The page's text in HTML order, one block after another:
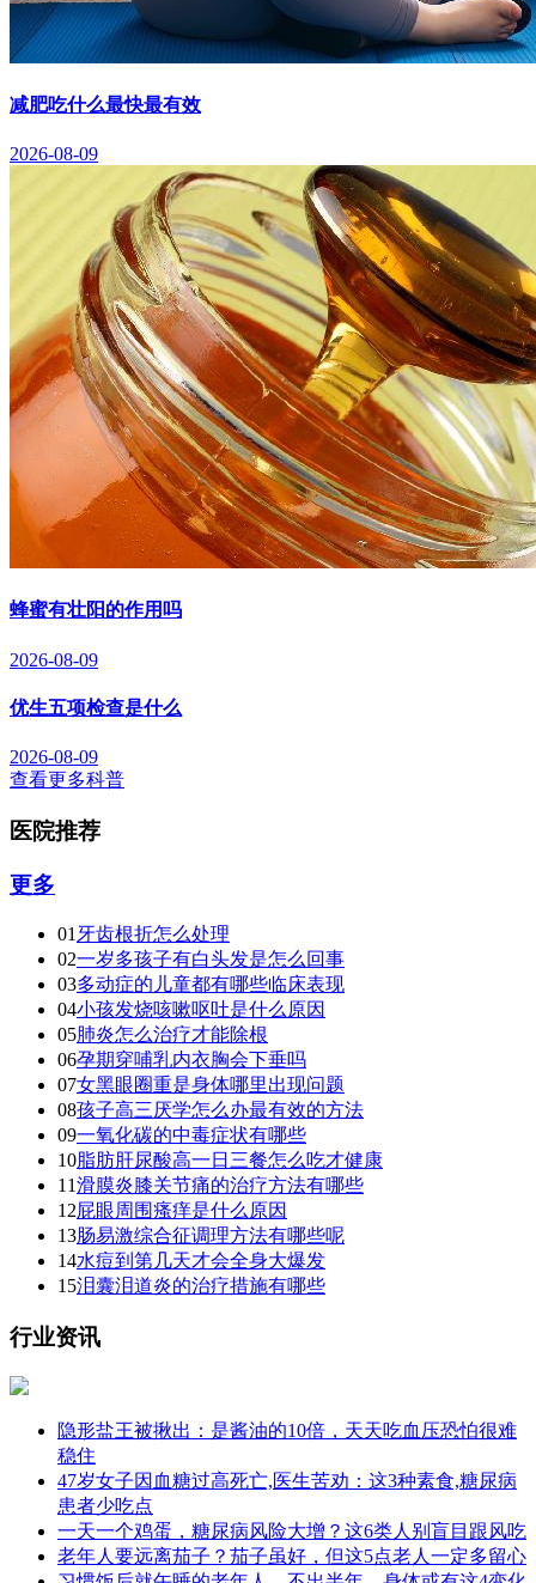
减肥吃什么最快最有效
2026-08-09
蜂蜜有壮阳的作用吗
2026-08-09
优生五项检查是什么
2026-08-09
查看更多科普
医院推荐
更多
01 牙齿根折怎么处理
02一岁多孩子有白头发是怎么回事
03多动症的儿童都有哪些临床表现
04小孩发烧咳嗽呕吐是什么原因
05肺炎怎么治疗才能除根
06孕期穿哺乳内衣胸会下垂吗
07女黑眼圈重是身体哪里出现问题
08孩子高三厌学怎么办最有效的方法
09一氧化碳的中毒症状有哪些
10脂肪肝尿酸高一日三餐怎么吃才健康
11滑膜炎膝关节痛的治疗方法有哪些
12屁眼周围瘙痒是什么原因
13肠易激综合征调理方法有哪些呢
14水痘到第几天才会全身大爆发
15泪囊泪道炎的治疗措施有哪些
行业资讯
隐形盐王被揪出：是酱油的10倍，天天吃血压恐怕很难
稳住
47岁女子因血糖过高死亡,医生苦劝：这3种素食,糖尿病
患者少吃点
一天一个鸡蛋，糖尿病风险大增？这6类人别盲目跟风吃
老年人要远离茄子？茄子虽好，但这5点老人一定多留心